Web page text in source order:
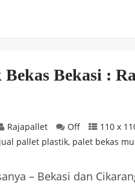
Bekasi :
Rajapallet Off 110 x
pallet plastik, palet bekas
– Bekasi dan